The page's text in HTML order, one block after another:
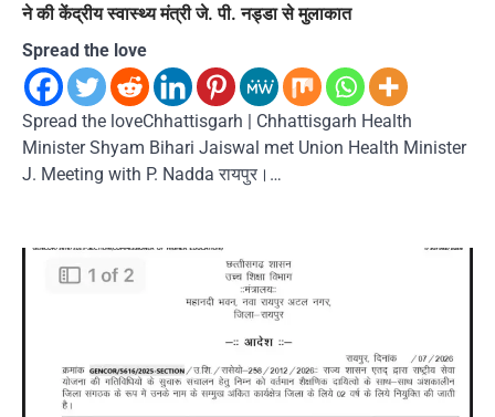
ने की केंद्रीय स्वास्थ्य मंत्री जे. पी. नड्डा से मुलाकात
Spread the love
Spread the loveChhattisgarh | Chhattisgarh Health
Minister Shyam Bihari Jaiswal met Union Health Minister
J. Meeting with P. Nadda रायपुर।…